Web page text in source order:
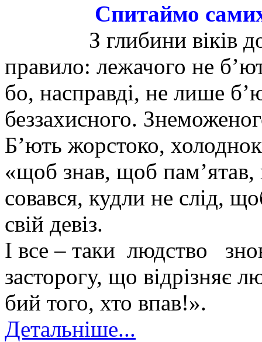
Спитаймо
З глибини віків
правило: лежачого не
бо, насправді, не лише
беззахисного.
Б’ють жорстоко,
«щоб знав, щоб
совався, кудли не слід,
свій девіз.
І все – таки людство
засторогу, що відрізняє
бий того, хто впав!».
Детальніше...